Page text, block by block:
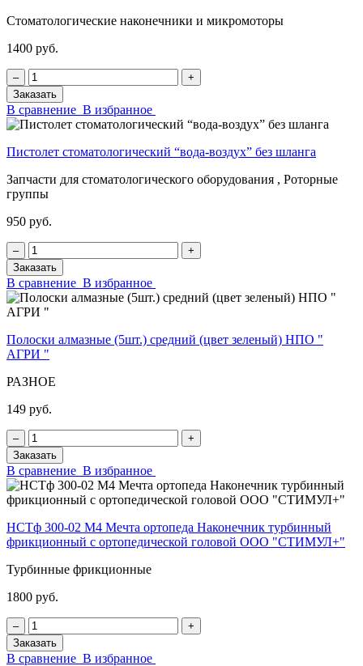
Стоматологические наконечники и микромоторы
1400 руб.
‒
+
Заказать
В сравнение В избранное
Пистолет стоматологический “вода-воздух” без шланга
Запчасти для стоматологического оборудования , Роторные
группы
950 руб.
‒
+
Заказать
В сравнение В избранное
Полоски алмазные (5шт.) средний (цвет зеленый) НПО "
АГРИ "
РАЗНОЕ
149 руб.
‒
+
Заказать
В сравнение В избранное
НСТф 300-02 М4 Мечта ортопеда Наконечник турбинный
фрикционный с ортопедической головой ООО "СТИМУЛ+"
Турбинные фрикционные
1800 руб.
‒
+
Заказать
В сравнение В избранное